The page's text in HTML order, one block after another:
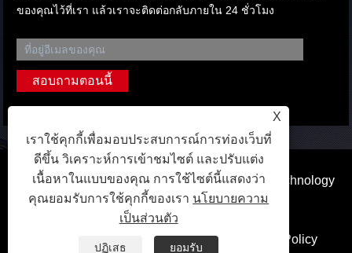
ของคุณไว้ที่เรา แล้วเราจะติดต่อกลับภายใน 24 ชั่วโมง
ลิขสิทธิ์ © 2023 Dongguan Qihang Electronic Technology
Co.,Ltd. สงวนลิขสิทธิ์.
RSS XML Privacy Policy
X
เราใช้คุกกี้เพื่อมอบประสบการณ์การท่องเว็บที่
ดีขึ้น วิเคราะห์การเข้าชมไซต์ และปรับแต่ง
เนื้อหาในแบบของคุณ การใช้ไซต์นี้แสดงว่า
คุณยอมรับการใช้คุกกี้ของเรา นโยบายความ
เป็นส่วนตัว
ปฏิเสธ ยอมรับ